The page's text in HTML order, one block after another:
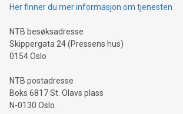
Her finner du mer informasjon om tjenesten
NTB besøksadresse
Skippergata 24 (Pressens hus)
0154 Oslo
NTB postadresse
Boks 6817 St. Olavs plass
N-0130 Oslo